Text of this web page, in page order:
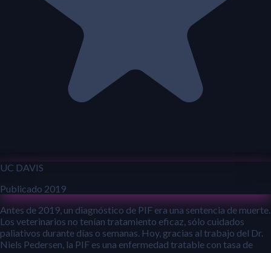
UC DAVIS
Publicado 2019
Antes de 2019, un diagnóstico de PIF era una sentencia de muerte.
Los veterinarios no tenían tratamiento eficaz, sólo cuidados
paliativos durante días o semanas. Hoy, gracias al trabajo del Dr.
Niels Pedersen, la PIF es una enfermedad tratable con tasa de